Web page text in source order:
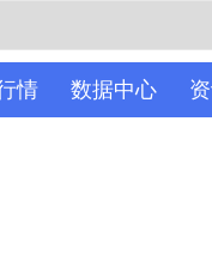
情 数据中心